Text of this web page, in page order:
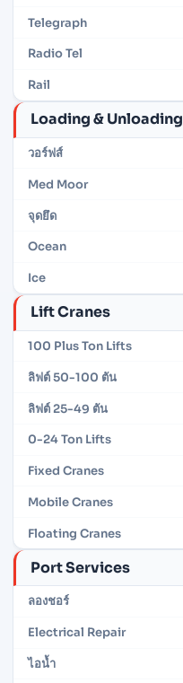
Telegraph
Radio Tel
Rail
Loading & Unloading
วอร์ฟส์
Med Moor
จุดยึด
Ocean
Ice
Lift Cranes
100 Plus Ton Lifts
ลิฟต์ 50-100 ตัน
ลิฟต์ 25-49 ตัน
0-24 Ton Lifts
Fixed Cranes
Mobile Cranes
Floating Cranes
Port Services
ลองชอร์
Electrical Repair
ไอน้ำ